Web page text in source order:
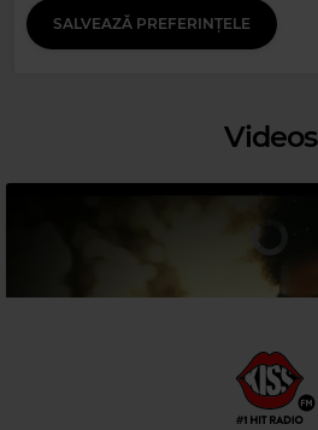
SALVEAZĂ PREFERINȚELE
Videos